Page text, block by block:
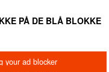
PÅ DE BLÅ BLOKKE